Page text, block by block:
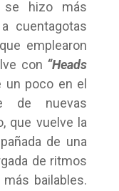
hizo más
cuentagotas
emplearon
con “Heads
un poco en el
de nuevas
que vuelve la
de una
de ritmos
bailables.